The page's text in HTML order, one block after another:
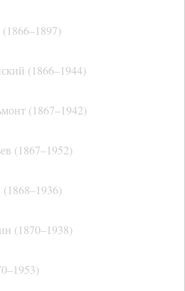
(1866–1944)
(1867–1942)
(1867–1952)
(1870–1938)